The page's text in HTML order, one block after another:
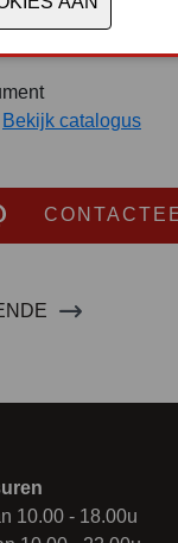
gepland en tot
en
Bekijk catalogus
10.00 - 18.00u